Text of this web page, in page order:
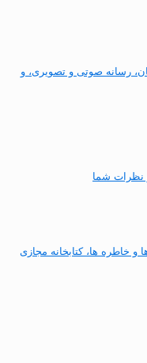
رسانه صوتی و تصویری، و